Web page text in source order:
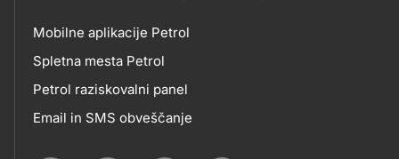
MOBILNE
APLIKACIJE
Mobilne aplikacije Petrol
Spletna mesta Petrol
Petrol raziskovalni panel
Email in SMS obveščanje